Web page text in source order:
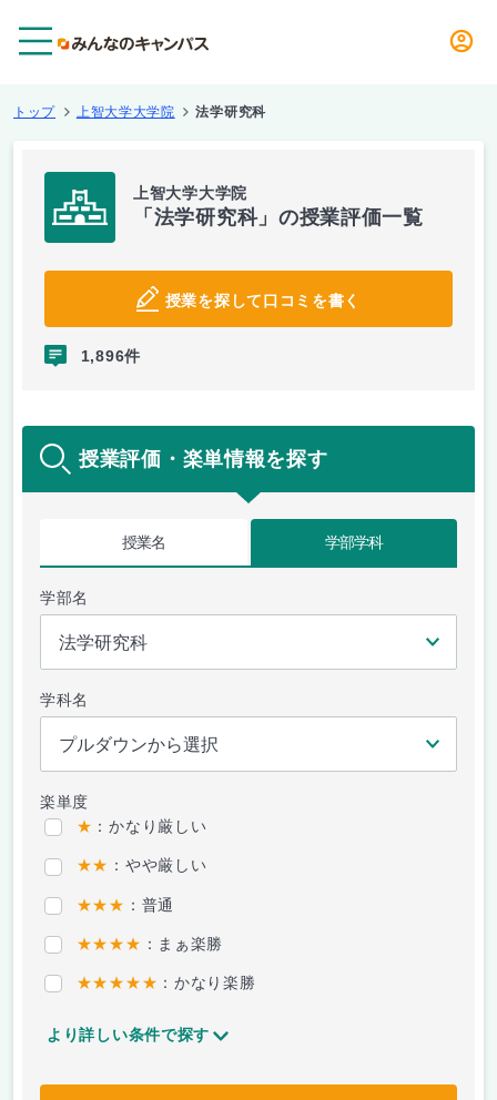
トップ 上智大学大学院 法学研究科
上智大学大学院
「法学研究科」の授業評価一覧
授業を探して口コミを書く
1,896件
授業評価・楽単情報を探す
授業名 学部学科
学部名
学科名
楽単度
★ ：かなり厳しい
★★ ：やや厳しい
★★★ ：普通
★★★★ ：まぁ楽勝
★★★★★ ：かなり楽勝
より詳しい条件で探す